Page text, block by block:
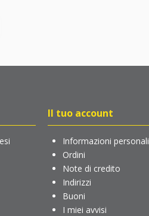
Il tuo account
Informazioni personali
Ordini
Note di credito
Indirizzi
Buoni
I miei avvisi